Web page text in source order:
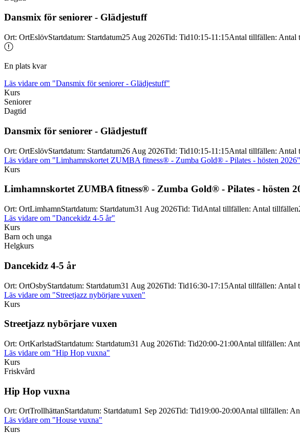
Dansmix för seniorer - Glädjestuff
Ort: OrtEslövStartdatum: Startdatum25 Aug 2026Tid: Tid10:15-11:15Antal tillfällen: Antal
En plats kvar
Läs vidare om "Dansmix för seniorer - Glädjestuff"
Kurs
Seniorer
Dagtid
Dansmix för seniorer - Glädjestuff
Ort: OrtEslövStartdatum: Startdatum26 Aug 2026Tid: Tid10:15-11:15Antal tillfällen: Antal
Läs vidare om "Limhamnskortet ZUMBA fitness® - Zumba Gold® - Pilates - hösten 2026"
Kurs
Limhamnskortet ZUMBA fitness® - Zumba Gold® - Pilates - hösten
Ort: OrtLimhamnStartdatum: Startdatum31 Aug 2026Tid: TidAntal tillfällen: Antal tillfällen
Läs vidare om "Dancekidz 4-5 år"
Kurs
Barn och unga
Helgkurs
Dancekidz 4-5 år
Ort: OrtOsbyStartdatum: Startdatum31 Aug 2026Tid: Tid16:30-17:15Antal tillfällen: Antal
Läs vidare om "Streetjazz nybörjare vuxen"
Kurs
Streetjazz nybörjare vuxen
Ort: OrtKarlstadStartdatum: Startdatum31 Aug 2026Tid: Tid20:00-21:00Antal tillfällen:
Läs vidare om "Hip Hop vuxna"
Kurs
Friskvård
Hip Hop vuxna
Ort: OrtTrollhättanStartdatum: Startdatum1 Sep 2026Tid: Tid19:00-20:00Antal tillfällen:
Läs vidare om "House vuxna"
Kurs